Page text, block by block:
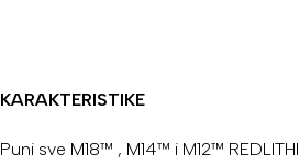
KARAKTERISTIKE
Puni sve M18™ , M14™ i M12™